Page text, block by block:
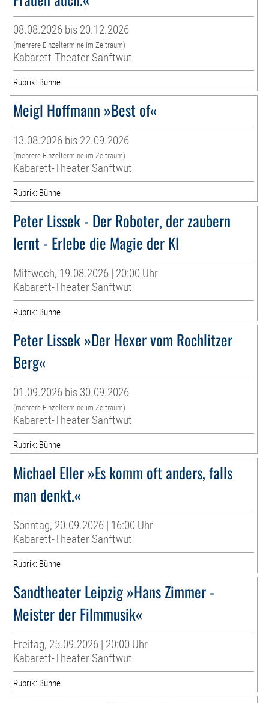
08.08.2026 bis 20.12.2026
(mehrere Einzeltermine im Zeitraum)
Kabarett-Theater Sanftwut
Rubrik: Bühne
Meigl Hoffmann »Best of«
13.08.2026 bis 22.09.2026
(mehrere Einzeltermine im Zeitraum)
Kabarett-Theater Sanftwut
Rubrik: Bühne
Peter Lissek - Der Roboter, der zaubern
lernt - Erlebe die Magie der KI
Mittwoch, 19.08.2026 | 20:00 Uhr
Kabarett-Theater Sanftwut
Rubrik: Bühne
Peter Lissek »Der Hexer vom Rochlitzer
Berg«
01.09.2026 bis 30.09.2026
(mehrere Einzeltermine im Zeitraum)
Kabarett-Theater Sanftwut
Rubrik: Bühne
Michael Eller »Es komm oft anders, falls
man denkt.«
Sonntag, 20.09.2026 | 16:00 Uhr
Kabarett-Theater Sanftwut
Rubrik: Bühne
Sandtheater Leipzig »Hans Zimmer -
Meister der Filmmusik«
Freitag, 25.09.2026 | 20:00 Uhr
Kabarett-Theater Sanftwut
Rubrik: Bühne